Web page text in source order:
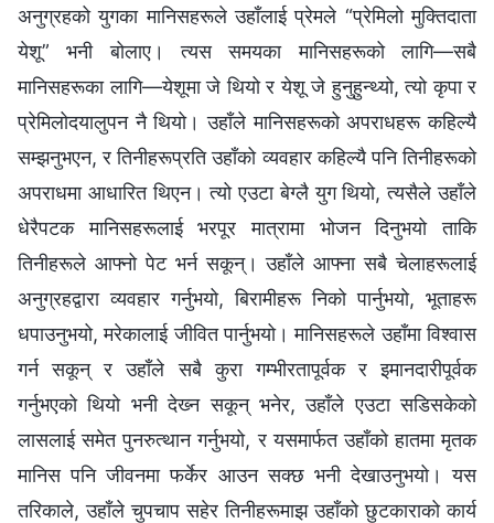
अनुग्रहको युगका मानिसहरूले उहाँलाई प्रेमले “प्रेमिलो मुक्तिदाता
येशू” भनी बोलाए। त्यस समयका मानिसहरूको लागि—सबै
मानिसहरूका लागि—येशूमा जे थियो र येशू जे हुनुहुन्थ्यो, त्यो कृपा र
प्रेमिलोदयालुपन नै थियो। उहाँले मानिसहरूको अपराधहरू कहिल्यै
सम्झनुभएन, र तिनीहरूप्रति उहाँको व्यवहार कहिल्यै पनि तिनीहरूको
अपराधमा आधारित थिएन। त्यो एउटा बेग्लै युग थियो, त्यसैले उहाँले
धेरैपटक मानिसहरूलाई भरपूर मात्रामा भोजन दिनुभयो ताकि
तिनीहरूले आफ्नो पेट भर्न सकून्। उहाँले आफ्ना सबै चेलाहरूलाई
अनुग्रहद्वारा व्यवहार गर्नुभयो, बिरामीहरू निको पार्नुभयो, भूताहरू
धपाउनुभयो, मरेकालाई जीवित पार्नुभयो। मानिसहरूले उहाँमा विश्‍वास
गर्न सकून् र उहाँले सबै कुरा गम्भीरतापूर्वक र इमानदारीपूर्वक
गर्नुभएको थियो भनी देख्‍न सकून् भनेर, उहाँले एउटा सडिसकेको
लासलाई समेत पुनरुत्थान गर्नुभयो, र यसमार्फत उहाँको हातमा मृतक
मानिस पनि जीवनमा फर्केर आउन सक्छ भनी देखाउनुभयो। यस
तरिकाले, उहाँले चुपचाप सहेर तिनीहरूमाझ उहाँको छुटकाराको कार्य